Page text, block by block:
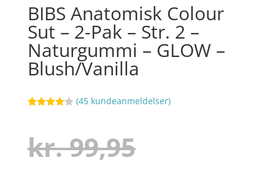
BIBS Anatomisk Colour
Sut – 2-Pak – Str. 2 –
Naturgummi – GLOW –
Blush/Vanilla
baseret
på
kundebedø
(45 kundeanmeldelser)
kr.99,95